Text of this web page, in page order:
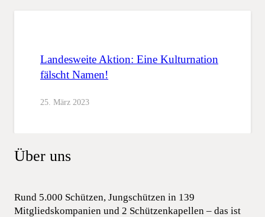
Landesweite Aktion: Eine Kulturnation
fälscht Namen!
25. März 2023
Über uns
Rund 5.000 Schützen, Jungschützen in 139
Mitgliedskompanien und 2 Schützenkapellen – das ist